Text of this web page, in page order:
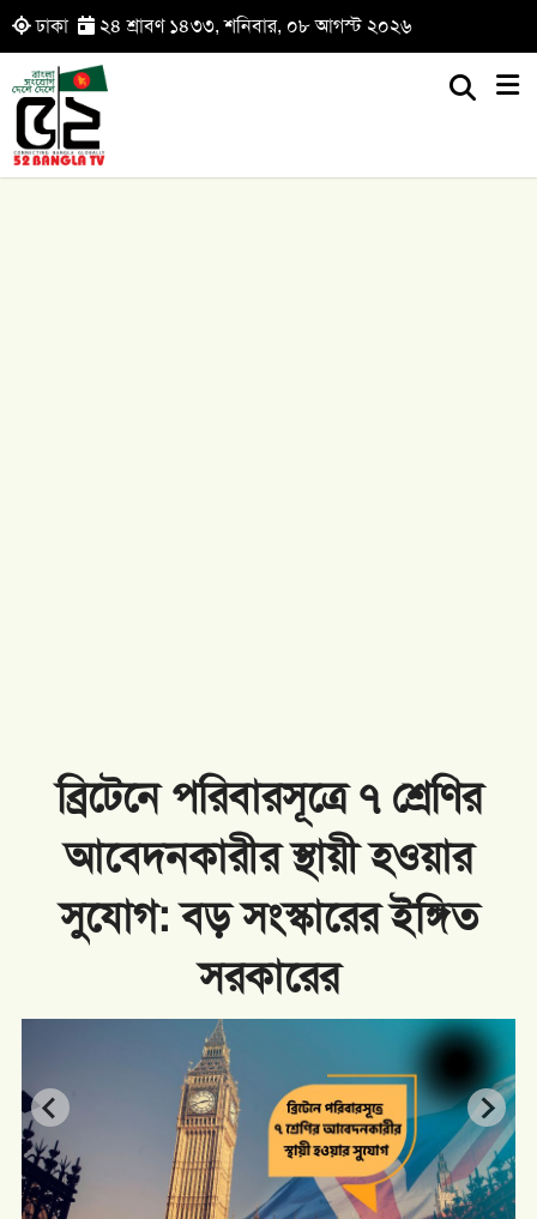
ঢাকা ২৪ শ্রাবণ ১৪৩৩, শনিবার, ০৮ আগস্ট ২০২৬
ব্রিটেনে পরিবারসূত্রে ৭ শ্রেণির
আবেদনকারীর স্থায়ী হওয়ার
সুযোগ: বড় সংস্কারের ইঙ্গিত
সরকারের